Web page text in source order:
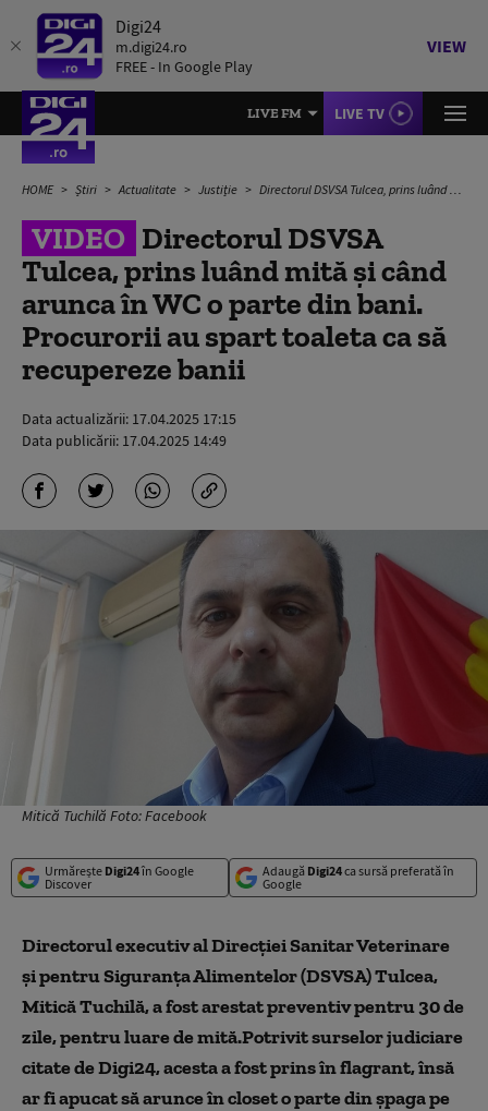
Digi24
m.digi24.ro
FREE - In Google Play
VIEW
LIVE FM LIVE TV
HOME Știri Actualitate Justiție Directorul DSVSA Tulcea, prins luând mită și când arunca în WC o parte din bani. Procurorii au spart toaleta ca să recupereze banii
VIDEO Directorul DSVSA
Tulcea, prins luând mită și când
arunca în WC o parte din bani.
Procurorii au spart toaleta ca să
recupereze banii
Data actualizării: 17.04.2025 17:15
Data publicării: 17.04.2025 14:49
Mitică Tuchilă Foto: Facebook
Urmărește Digi24în Google
Discover
Adaugă Digi24ca sursă preferată în
Google
Directorul executiv al Direcţiei Sanitar Veterinare
şi pentru Siguranţa Alimentelor (DSVSA) Tulcea,
Mitică Tuchilă, a fost arestat preventiv pentru 30 de
zile, pentru luare de mită.Potrivit surselor judiciare
citate de Digi24, acesta a fost prins în flagrant, însă
ar fi apucat să arunce în closet o parte din șpaga pe